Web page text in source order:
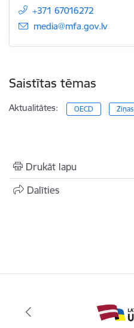
+371 67016272
E-pasts:
media@mfa.gov.lv
Saistītas tēmas
Aktualitātes: OECD Ziņas
Drukāt lapu
Dalīties